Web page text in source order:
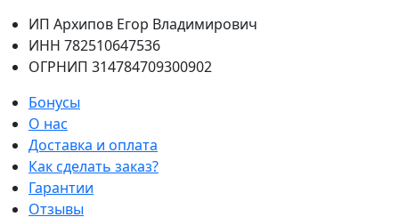
ИП Архипов Егор Владимирович
ИНН 782510647536
ОГРНИП 314784709300902
Бонусы
О нас
Доставка и оплата
Как сделать заказ?
Гарантии
Отзывы